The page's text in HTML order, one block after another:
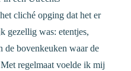
cliché opging dat het er
gezellig was: etentjes,
de bovenkeuken waar de
regelmaat voelde ik mij